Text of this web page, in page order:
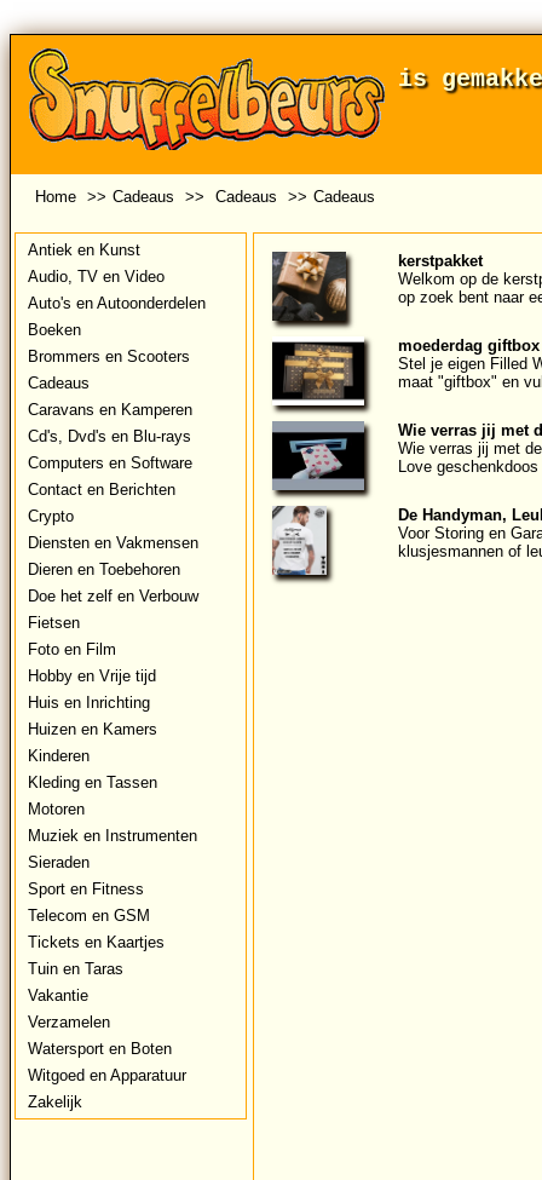
is
Home >> Cadeaus >> Cadeaus >> Cadeaus
Antiek en Kunst
Audio, TV en Video
Auto's en Autoonderdelen
Boeken
Brommers en Scooters
Cadeaus
Caravans en Kamperen
Cd's, Dvd's en Blu-rays
Computers en Software
Contact en Berichten
Crypto
Diensten en Vakmensen
Dieren en Toebehoren
Doe het zelf en Verbouw
Fietsen
Foto en Film
Hobby en Vrije tijd
Huis en Inrichting
Huizen en Kamers
Kinderen
Kleding en Tassen
Motoren
Muziek en Instrumenten
Sieraden
Sport en Fitness
Telecom en GSM
Tickets en Kaartjes
Tuin en Taras
Vakantie
Verzamelen
Watersport en Boten
Witgoed en Apparatuur
Zakelijk
kerstpakket
Welkom op de
op zoek bent naar
moederdag
Stel je eigen Filled
maat "giftbox" en
Wie verras jij met
Wie verras jij met
Love
De Handyman,
Voor Storing en
klusjesmannen of